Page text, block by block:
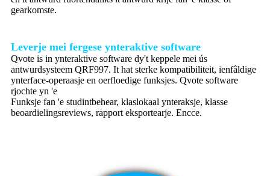
gearkomste.
Leverje mei fergese ynteraktive software
Qvote is in ynteraktive software dy't keppele mei ús
antwurdsysteem QRF997. It hat sterke kompatibiliteit, ienfâldige
ynterface-operaasje en oerfloedige funksjes. Qvote software
rjochte yn 'e
Funksje fan 'e studintbehear, klaslokaal ynteraksje, klasse
beoardielingsreviews, rapport eksportearje. Encce.